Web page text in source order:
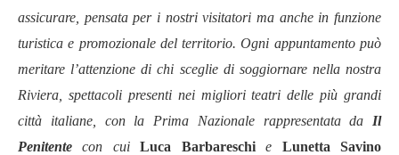
assicurare, pensata per i nostri visitatori ma anche in funzione
turistica e promozionale del territorio. Ogni appuntamento può
meritare l’attenzione di chi sceglie di soggiornare nella nostra
Riviera, spettacoli presenti nei migliori teatri delle più grandi
città italiane, con la Prima Nazionale rappresentata da Il
Penitente con cuiLuca Barbareschie Lunetta Savino